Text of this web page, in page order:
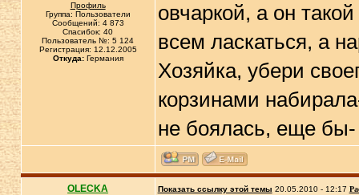
Профиль
Группа: Пользователи
Сообщений: 4 873
Спасибок: 40
Пользователь №: 5 124
Регистрация: 12.12.2005
Откуда:Германия
овчаркой, а он
всем ласкаться, а
Хозяйка, убери
корзинами
не боялась, еще бы-
OLECKA Показать ссылку этой темы 20.05.2010 - 12:17